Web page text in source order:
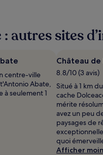
autres sites
centre-ville
Abate,
à seulement 1
Château de
8.8/10 (3 avis)
Situé à 1 km
cache
mérite
avez un peu
paysages de
quoi
Afficher